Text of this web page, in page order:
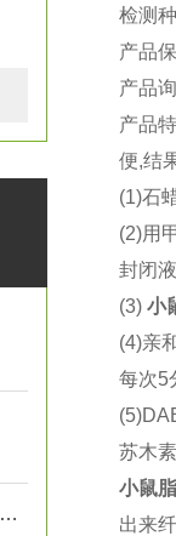
研究发现胃癌腹膜转移病变关键驱动基因
检测
产品
产品
产品
便,结
(1)石
(2)用
封闭
(3) 小
(4)亲
每次5
苏木
小鼠
出来